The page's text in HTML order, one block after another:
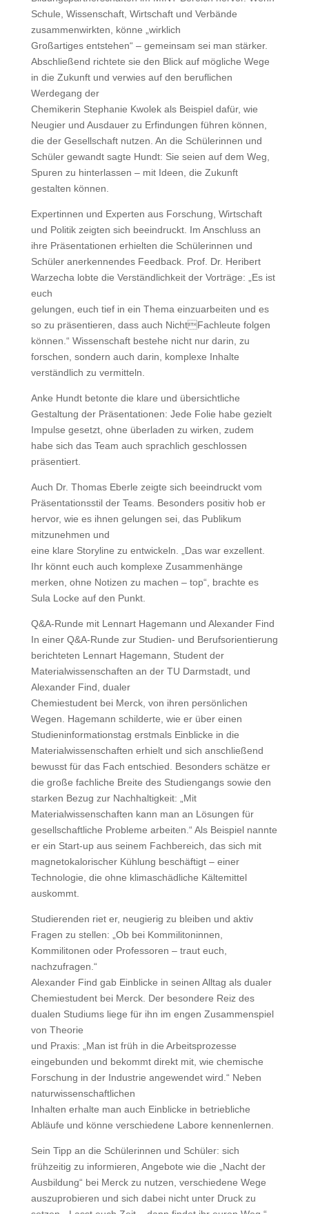
Schule, Wissenschaft, Wirtschaft und Verbände
zusammenwirkten, könne „wirklich
Großartiges entstehen“ – gemeinsam sei man stärker.
Abschließend richtete sie den Blick auf mögliche Wege
in die Zukunft und verwies auf den beruflichen
Werdegang der
Chemikerin Stephanie Kwolek als Beispiel dafür, wie
Neugier und Ausdauer zu Erfindungen führen können,
die der Gesellschaft nutzen. An die Schülerinnen und
Schüler gewandt sagte Hundt: Sie seien auf dem Weg,
Spuren zu hinterlassen – mit Ideen, die Zukunft
gestalten können.
Expertinnen und Experten aus Forschung, Wirtschaft
und Politik zeigten sich beeindruckt. Im Anschluss an
ihre Präsentationen erhielten die Schülerinnen und
Schüler anerkennendes Feedback. Prof. Dr. Heribert
Warzecha lobte die Verständlichkeit der Vorträge: „Es ist
euch
gelungen, euch tief in ein Thema einzuarbeiten und es
so zu präsentieren, dass auch NichtFachleute folgen
können.“ Wissenschaft bestehe nicht nur darin, zu
forschen, sondern auch darin, komplexe Inhalte
verständlich zu vermitteln.
Anke Hundt betonte die klare und übersichtliche
Gestaltung der Präsentationen: Jede Folie habe gezielt
Impulse gesetzt, ohne überladen zu wirken, zudem
habe sich das Team auch sprachlich geschlossen
präsentiert.
Auch Dr. Thomas Eberle zeigte sich beeindruckt vom
Präsentationsstil der Teams. Besonders positiv hob er
hervor, wie es ihnen gelungen sei, das Publikum
mitzunehmen und
eine klare Storyline zu entwickeln. „Das war exzellent.
Ihr könnt euch auch komplexe Zusammenhänge
merken, ohne Notizen zu machen – top“, brachte es
Sula Locke auf den Punkt.
Q&A-Runde mit Lennart Hagemann und Alexander Find
In einer Q&A-Runde zur Studien- und Berufsorientierung
berichteten Lennart Hagemann, Student der
Materialwissenschaften an der TU Darmstadt, und
Alexander Find, dualer
Chemiestudent bei Merck, von ihren persönlichen
Wegen. Hagemann schilderte, wie er über einen
Studieninformationstag erstmals Einblicke in die
Materialwissenschaften erhielt und sich anschließend
bewusst für das Fach entschied. Besonders schätze er
die große fachliche Breite des Studiengangs sowie den
starken Bezug zur Nachhaltigkeit: „Mit
Materialwissenschaften kann man an Lösungen für
gesellschaftliche Probleme arbeiten.“ Als Beispiel nannte
er ein Start-up aus seinem Fachbereich, das sich mit
magnetokalorischer Kühlung beschäftigt – einer
Technologie, die ohne klimaschädliche Kältemittel
auskommt.
Studierenden riet er, neugierig zu bleiben und aktiv
Fragen zu stellen: „Ob bei Kommilitoninnen,
Kommilitonen oder Professoren – traut euch,
nachzufragen.“
Alexander Find gab Einblicke in seinen Alltag als dualer
Chemiestudent bei Merck. Der besondere Reiz des
dualen Studiums liege für ihn im engen Zusammenspiel
von Theorie
und Praxis: „Man ist früh in die Arbeitsprozesse
eingebunden und bekommt direkt mit, wie chemische
Forschung in der Industrie angewendet wird.“ Neben
naturwissenschaftlichen
Inhalten erhalte man auch Einblicke in betriebliche
Abläufe und könne verschiedene Labore kennenlernen.
Sein Tipp an die Schülerinnen und Schüler: sich
frühzeitig zu informieren, Angebote wie die „Nacht der
Ausbildung“ bei Merck zu nutzen, verschiedene Wege
auszuprobieren und sich dabei nicht unter Druck zu